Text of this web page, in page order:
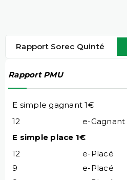
Rapport Sorec Quinté
Rapport PMU
E simple gagnant 1€
12
e-Gagnant
E simple place 1€
12
e-Placé
9
e-Placé